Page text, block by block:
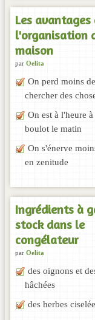
Les avantages
l'organisation
maison
par Oelita
On perd moins
chercher des
On est à l'heure
boulot le matin
On s'énerve
en zenitude
Ingrédients à
stock dans le
congélateur
par Oelita
des oignons et
hâchées
des herbes